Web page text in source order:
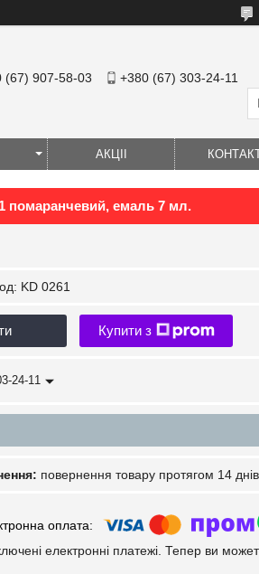
(67) 907-58-03 +380 (67) 303-24-11
АКЦІІ
помаранчевий, емаль 7 мл.
KD 0261
Купити з
24-11
повернення товару протягом 14 днів
електронні платежі. Тепер ви